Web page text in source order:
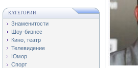
КАТЕГОРИИ
Знаменитости
Шоу-бизнес
Кино, театр
Телевидение
Юмор
Спорт